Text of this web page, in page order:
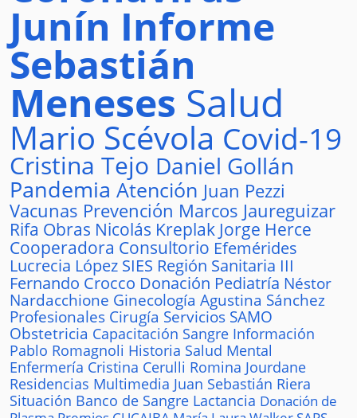
Junín Informe
Sebastián
Meneses Salud
Mario Scévola Covid-19
Cristina Tejo Daniel Gollán
Pandemia Atención Juan Pezzi
Vacunas Prevención Marcos Jaureguizar
Rifa Obras Nicolás Kreplak Jorge Herce
Cooperadora Consultorio Efemérides
Lucrecia López SIES Región Sanitaria III
Fernando Crocco Donación Pediatría Néstor
Nardacchione Ginecología Agustina Sánchez
Profesionales Cirugía Servicios SAMO
Obstetricia Capacitación Sangre Información
Pablo Romagnoli Historia Salud Mental
Enfermería Cristina Cerulli Romina Jourdane
Residencias Multimedia Juan Sebastián Riera
Situación Banco de Sangre Lactancia Donación de